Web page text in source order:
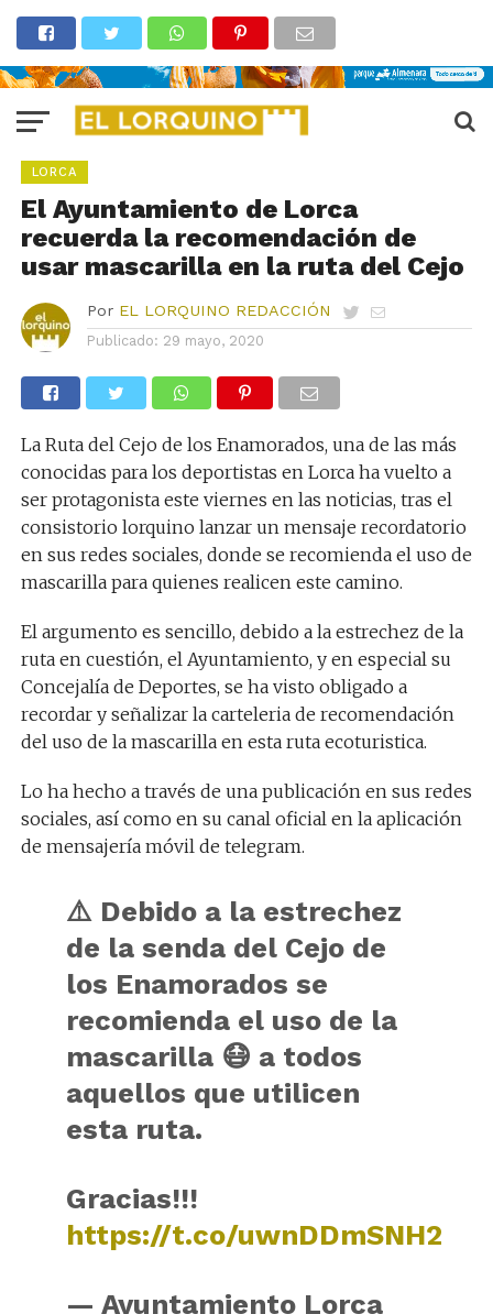
LORCA
El Ayuntamiento de Lorca
recuerda la recomendación de
usar mascarilla en la ruta del Cejo
Por EL LORQUINO REDACCIÓN
Publicado: 29 mayo, 2020
La Ruta del Cejo de los Enamorados, una de las más
conocidas para los deportistas en Lorca ha vuelto a
ser protagonista este viernes en las noticias, tras el
consistorio lorquino lanzar un mensaje recordatorio
en sus redes sociales, donde se recomienda el uso de
mascarilla para quienes realicen este camino.
El argumento es sencillo, debido a la estrechez de la
ruta en cuestión, el Ayuntamiento, y en especial su
Concejalía de Deportes, se ha visto obligado a
recordar y señalizar la carteleria de recomendación
del uso de la mascarilla en esta ruta ecoturistica.
Lo ha hecho a través de una publicación en sus redes
sociales, así como en su canal oficial en la aplicación
de mensajería móvil de telegram.
⚠️ Debido a la estrechez
de la senda del Cejo de
los Enamorados se
recomienda el uso de la
mascarilla 😷 a todos
aquellos que utilicen
esta ruta.
Gracias!!!
https://t.co/uwnDDmSNH2
— Ayuntamiento Lorca